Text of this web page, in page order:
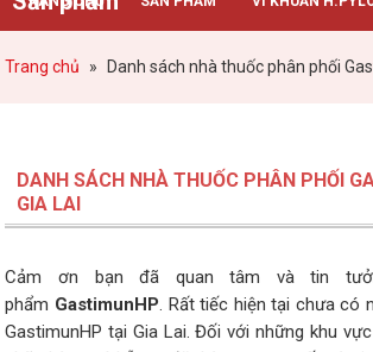
BỆNH DẠ DÀY TIN TỨC – SỰ KIỆN
Trang chủ » Danh sách nhà thuốc phân phối
DANH SÁCH NHÀ THUỐC PHÂN PHỐI
GIA LAI
Cảm ơn bạn đã quan tâm và tin
phẩm GastimunHP. Rất tiếc hiện tại chưa có
GastimunHP tại Gia Lai. Đối với những khu